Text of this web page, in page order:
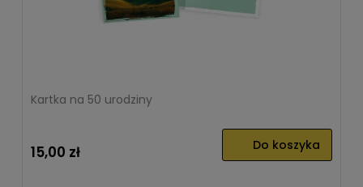
Kartka na 50 urodziny
15,00 zł Do koszyka